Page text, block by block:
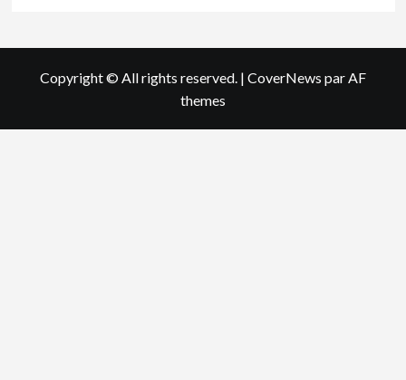
Copyright © All rights reserved. | CoverNews par AF
themes